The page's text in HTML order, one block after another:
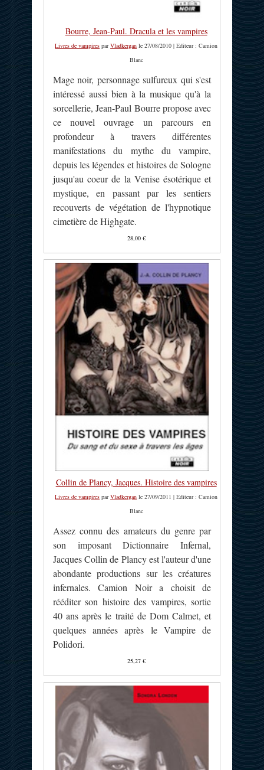
Bourre, Jean-Paul. Dracula et les vampires
Livres de vampires parVladkergan le 27/08/2010 | Editeur : Camion
Blanc
Mage noir, personnage sulfureux qui s'est
intéressé aussi bien à la musique qu'à la
sorcellerie, Jean-Paul Bourre propose avec
ce nouvel ouvrage un parcours en
profondeur à travers différentes
manifestations du mythe du vampire,
depuis les légendes et histoires de Sologne
jusqu'au coeur de la Venise ésotérique et
mystique, en passant par les sentiers
recouverts de végétation de l'hypnotique
cimetière de Highgate.
28,00 €
Collin de Plancy, Jacques. Histoire des vampires
Livres de vampires parVladkergan le 27/09/2011 | Editeur : Camion
Blanc
Assez connu des amateurs du genre par
son imposant Dictionnaire Infernal,
Jacques Collin de Plancy est l'auteur d'une
abondante productions sur les créatures
infernales. Camion Noir a choisit de
rééditer son histoire des vampires, sortie
40 ans après le traité de Dom Calmet, et
quelques années après le Vampire de
Polidori.
25,27 €